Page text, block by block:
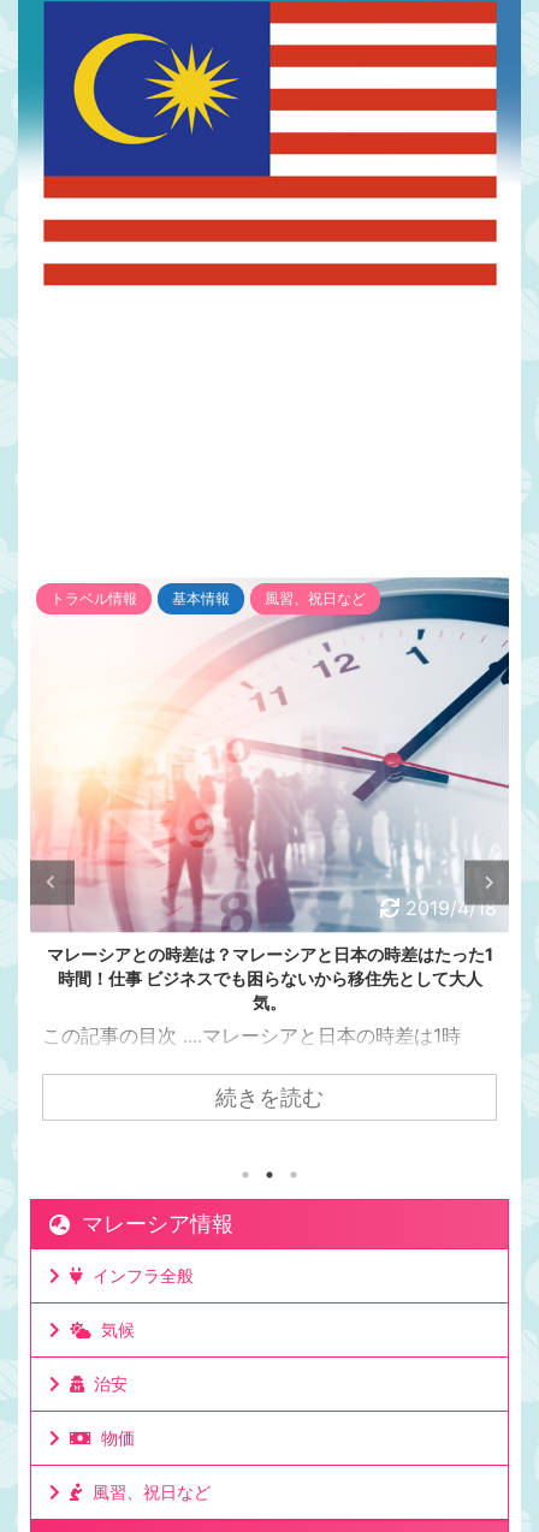
トラベル情報 基本情報 風習、祝日など
2019/4/18
マレーシアとの時差は？マレーシアと日本の時差はたった1
時間！仕事 ビジネスでも困らないから移住先として大人
気。
この記事の目次 ....マレーシアと日本の時差は1時
アラルンプールまで飛行機で7時間かかるけど時差は
1時間。マレーシアが移住先として人気の理由は時差
絡を取りやすい時差。移住して日本と仕事をしてい
る人もたくさんいる理由。ビジネスでリアルタイム
に連絡が取れるのは利点。ミーティングの時間も決
めやすいお昼休みの感覚も大体似た時間なのでわか
けど問題なし。時差としてはたった一時間 ...
続きを読む
マレーシア情報
インフラ全般
気候
治安
物価
風習、祝日など